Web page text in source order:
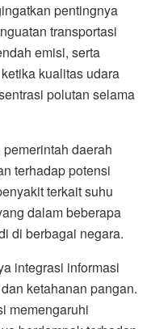
pentingnya
transportasi
emisi, serta
kualitas udara
polutan selama
daerah
terhadap potensi
terkait suhu
dalam beberapa
di berbagai negara.
integrasi informasi
ketahanan pangan.
memengaruhi